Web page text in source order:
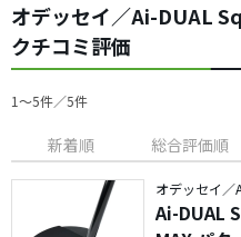
オデッセイ／Ai-DUAL
クチコミ評価
1〜5件／5件
新着順 総合評価順
オデッセイ／
Ai-DUAL